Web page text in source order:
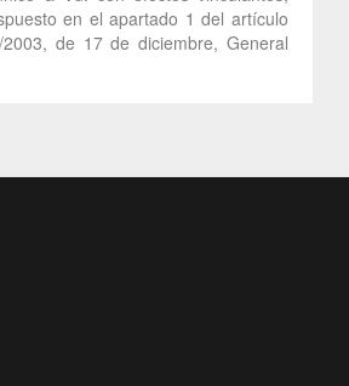
en el apartado 1 del artículo
de 17 de diciembre, General